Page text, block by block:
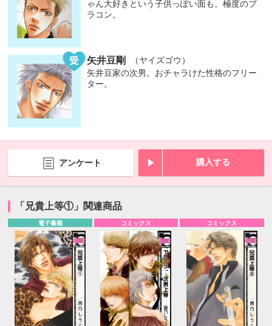
ゃん大好きという子供っぽい面も。極度のブ
ラコン。
矢井豆剛
（ヤイズゴウ）
矢井豆家の次男。おチャラけた性格のフリー
ター。
アンケート 購入する
「兄貴上等①」関連商品
電子書籍 コミックス コミックス